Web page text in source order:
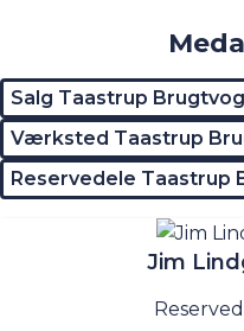
Salg Taastrup
Værksted Taastrup
Reservedele Taastrup
Jim